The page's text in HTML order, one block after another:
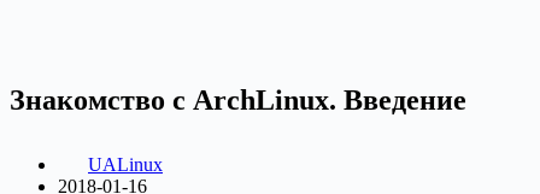
Знакомство с ArchLinux. Введение
UALinux
2018-01-16